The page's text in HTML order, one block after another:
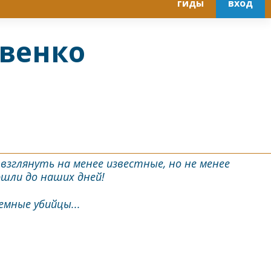
гиды вход
на менее известные, но не менее
до наших дней!
убийцы...